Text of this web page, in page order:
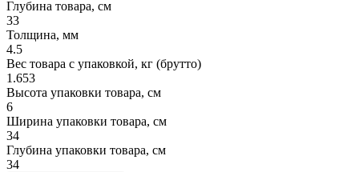
Глубина товара, см
33
Толщина, мм
4.5
Вес товара с упаковкой, кг (брутто)
1.653
Высота упаковки товара, см
6
Ширина упаковки товара, см
34
Глубина упаковки товара, см
34